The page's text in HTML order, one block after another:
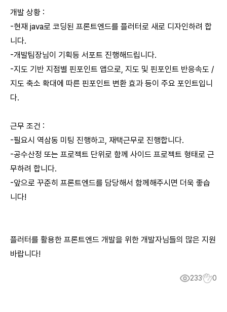
개발 상황 :
-현재 java로 코딩된 프론트엔드를 플러터로 새로 디자인하려 합
니다.
-개발팀장님이 기획등 서포트 진행해드립니다.
-지도 기반 지점별 핀포인트 앱으로, 지도 및 핀포인트 반응속도 /
지도 축소 확대에 따른 핀포인트 변환 효과 등이 주요 포인트입니
다.
근무 조건 :
-필요시 역삼동 미팅 진행하고, 재택근무로 진행합니다.
-공수산정 또는 프로젝트 단위로 함께 사이드 프로젝트 형태로 근
무하려 합니다.
-앞으로 꾸준히 프론트엔드를 담당해서 함께해주시면 더욱 좋습
니다!
플러터를 활용한 프론트엔드 개발을 위한 개발자님들의 많은 지원
바랍니다!
233 0